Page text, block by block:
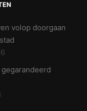
volop doorgaan